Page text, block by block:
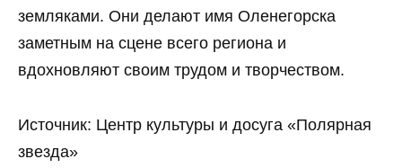
земляками. Они делают имя Оленегорска
заметным на сцене всего региона и
вдохновляют своим трудом и творчеством.
Источник: Центр культуры и досуга «Полярная
звезда»